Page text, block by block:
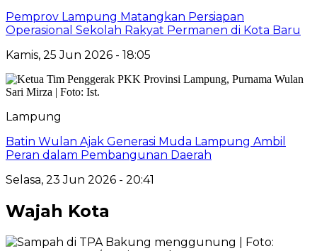
Pemprov Lampung Matangkan Persiapan
Operasional Sekolah Rakyat Permanen di Kota Baru
Kamis, 25 Jun 2026 - 18:05
Lampung
Batin Wulan Ajak Generasi Muda Lampung Ambil
Peran dalam Pembangunan Daerah
Selasa, 23 Jun 2026 - 20:41
Wajah Kota